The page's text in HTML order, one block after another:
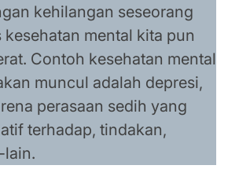
kehilangan seseorang
kesehatan mental kita pun
Contoh kesehatan mental
muncul adalah depresi,
perasaan sedih yang
terhadap, tindakan,
lain.